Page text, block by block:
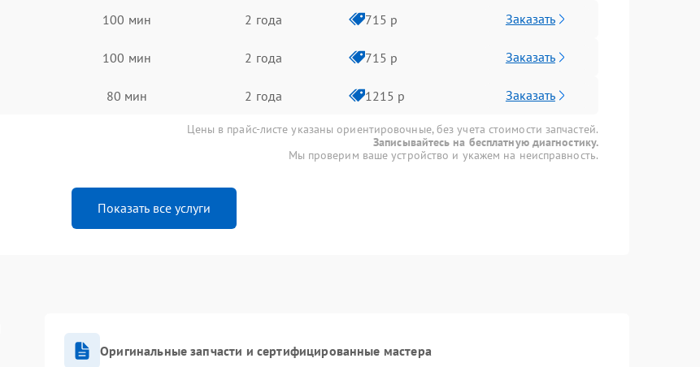
100 мин 2 года 715 р Заказать
100 мин 2 года 715 р Заказать
80 мин 2 года 1215 р Заказать
Цены в прайс-листе указаны ориентировочные, без учета стоимости запчастей.
Записывайтесь на бесплатную диагностику.
Мы проверим ваше устройство и укажем на неисправность.
Показать все услуги
Оригинальные запчасти и сертифицированные мастера